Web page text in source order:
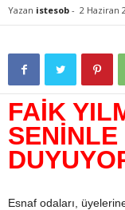
Yazan istesob - 2 Haziran
FAİK
SENİNLE
Esnaf odaları,